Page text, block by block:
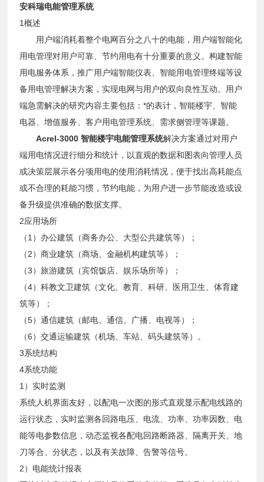
安科瑞电能管理系统
1概述
用户端消耗着整个电网百分之八十的电能，用户端智能化
用电管理对用户可靠、节约用电有十分重要的意义。构建智能
用电服务体系，推广用户端智能仪表、智能用电管理终端等设
备用电管理解决方案，实现电网与用户的双向良性互动。用户
端急需解决的研究内容主要包括：*的表计，智能楼宇、智能
电器、增值服务、客户用电管理系统、需求侧管理等课题。
Acrel-3000 智能楼宇电能管理系统解决方案通过对用户
端用电情况进行细分和统计，以直观的数据和图表向管理人员
或决策层展示各分项用电的使用消耗情况，便于找出高耗能点
或不合理的耗能习惯，节约电能，为用户进一步节能改造或设
备升级提供准确的数据支撑。
2应用场所
（1）办公建筑（商务办公、大型公共建筑等）；
（2）商业建筑（商场、金融机构建筑等）；
（3）旅游建筑（宾馆饭店、娱乐场所等）；
（4）科教文卫建筑（文化、教育、科研、医用卫生、体育建
筑等）；
（5）通信建筑（邮电、通信、广播、电视等）；
（6）交通运输建筑（机场、车站、码头建筑等）。
3系统结构
4系统功能
1）实时监测
系统人机界面友好，以配电一次图的形式直观显示配电线路的
运行状态，实时监测各回路电压、电流、功率、功率因数、电
能等电参数信息，动态监视各配电回路断路器、隔离开关、地
刀等合、分状态，以及有关故障、告警等信号。
2）电能统计报表